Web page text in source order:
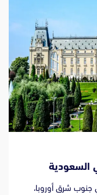
السعودية
جنوب شرق أوروبا،